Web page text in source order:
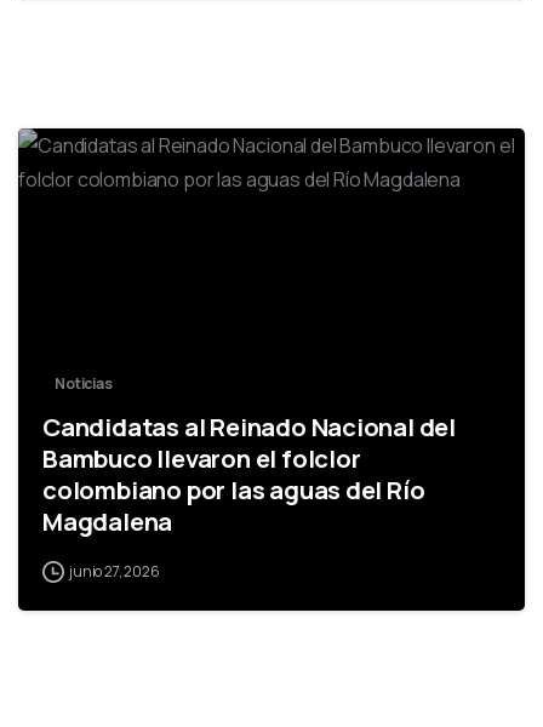
Noticias
Candidatas al Reinado Nacional del
Bambuco llevaron el folclor
colombiano por las aguas del Río
Magdalena
junio 27, 2026